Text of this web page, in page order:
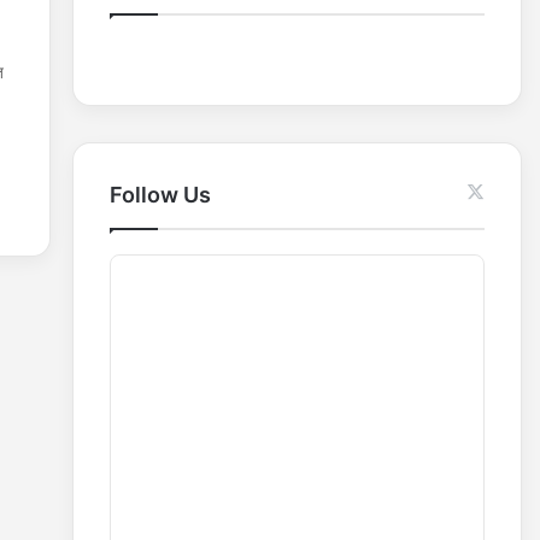
o
Follow Us